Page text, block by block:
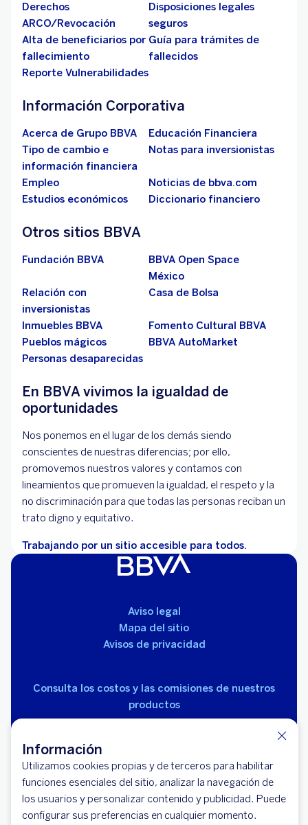
Información
Utilizamos cookies propias y de terceros para habilitar
funciones esenciales del sitio, analizar la navegación de
los usuarios y personalizar contenido y publicidad. Puede
configurar sus preferencias en cualquier momento.
Derechos
ARCO/Revocación
Disposiciones legales
seguros
Alta de beneficiarios por
fallecimiento
Guía para trámites de
fallecidos
Reporte Vulnerabilidades
Información Corporativa
Acerca de Grupo BBVA
Educación Financiera
Tipo de cambio e
información financiera
Notas para inversionistas
Empleo
Noticias de bbva.com
Estudios económicos
Diccionario financiero
Otros sitios BBVA
Fundación BBVA
BBVA Open Space
México
Relación con
inversionistas
Casa de Bolsa
Inmuebles BBVA
Fomento Cultural BBVA
Pueblos mágicos
BBVA AutoMarket
Personas desaparecidas
En BBVA vivimos la igualdad de
oportunidades
Nos ponemos en el lugar de los demás siendo
conscientes de nuestras diferencias; por ello,
promovemos nuestros valores y contamos con
lineamientos que promueven la igualdad, el respeto y la
no discriminación para que todas las personas reciban un
trato digno y equitativo.
Trabajando por un sitio accesible para todos.
Aviso legal
Mapa del sitio
Avisos de privacidad
Consulta los costos y las comisiones de nuestros
productos
© 2026 BBVA México, S.A., Institución de Banca
Múltiple, Grupo Financiero BBVA México. Avenida Paseo